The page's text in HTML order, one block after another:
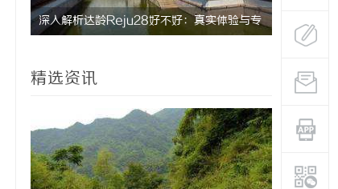
深入解析达龄Reju28好不好：真实体验与专 天安生物
企业
精选资讯